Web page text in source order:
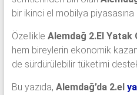
bir ikinci el mobilya piyasasına
Özellikle Alemdağ 2.El Yatak
hem bireylerin ekonomik
de sürdürülebilir tüketimi
Bu yazıda, Alemdağ’da 2.el